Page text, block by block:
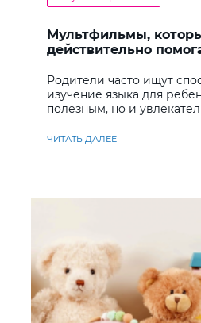
Мультфильмы,
действительно
Родители часто ищут
изучение языка для
полезным, но и
ЧИТАТЬ ДАЛЕЕ